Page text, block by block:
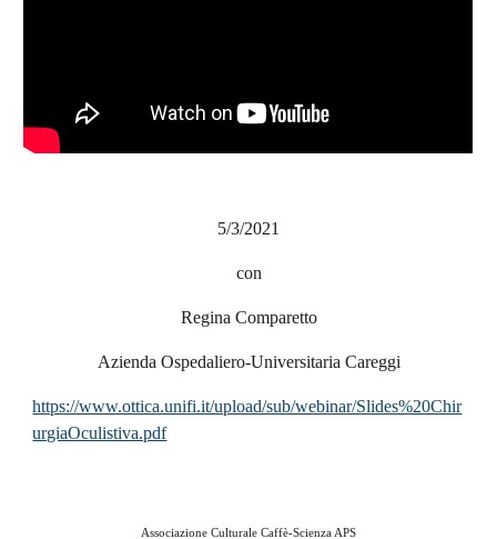
5/3/2021
con
Regina Comparetto
Azienda Ospedaliero-Universitaria Careggi
https://www.ottica.unifi.it/upload/sub/webinar/Slides%20Chir
urgiaOculistiva.pdf
Associazione Culturale Caffè-Scienza APS